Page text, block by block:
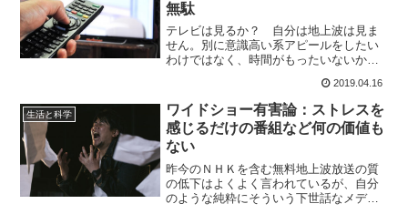
無駄
テレビは見るか？ 自分は地上波は見ま
せん。別に意識高い系アピールをしたい
わけではなく、時間がもったいないから
のニュースはだらだらと長くやる割に中
身がスカスカなので、情報を得るにはネ
ットニュースで十分。
2019.04.16
生活と科学
ワイドショー有害論：ストレスを
感じるだけの番組など何の価値も
ない
昨今のＮＨＫを含む無料地上波放送の質
の低下はよくよく言われているが、自分
のような純粋にそういう下世話なメディ